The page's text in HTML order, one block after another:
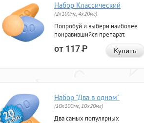
Набор Классический
(2x100мг, 4x20мг)
Попробуй и выбери наиболее
понравившийся препарат.
от 117Р Купить
Набор "Два в одном"
(10x100мг, 10x20мг)
Два самых популярных